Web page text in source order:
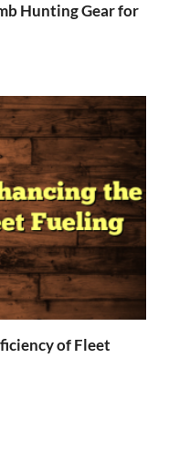
Hunting Gear for
of Fleet